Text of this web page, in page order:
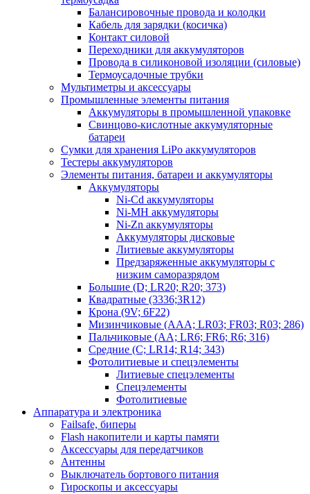
Балансировочные провода и колодки
Кабель для зарядки (косичка)
Контакт силовой
Переходники для аккумуляторов
Провода в силиконовой изоляции (силовые)
Термоусадочные трубки
Мультиметры и аксессуары
Промышленные элементы питания
Аккумуляторы в промышленной упаковке
Свинцово-кислотные аккумуляторные
батареи
Сумки для хранения LiPo аккумуляторов
Тестеры аккумуляторов
Элементы питания, батареи и аккумуляторы
Аккумуляторы
Ni-Cd аккумуляторы
Ni-MH аккумуляторы
Ni-Zn аккумуляторы
Аккумуляторы дисковые
Литиевые аккумуляторы
Предзаряженные аккумуляторы с
низким саморазрядом
Большие (D; LR20; R20; 373)
Квадратные (3336;3R12)
Крона (9V; 6F22)
Мизинчиковые (AAA; LR03; FR03; R03; 286)
Пальчиковые (AA; LR6; FR6; R6; 316)
Средние (C; LR14; R14; 343)
Фотолитиевые и спецэлементы
Литиевые спецэлементы
Спецэлементы
Фотолитиевые
Аппаратура и электроника
Failsafe, биперы
Flash накопители и карты памяти
Аксессуары для передатчиков
Антенны
Выключатель бортового питания
Гироскопы и аксессуары